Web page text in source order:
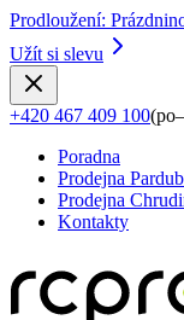
Prodloužení:
Užít si slevu
+420 467 409 100(
Poradna
Prodejna
Prodejna
Kontakty